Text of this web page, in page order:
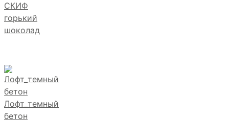
СКИФ
горький
шоколад
Лофт_темный
бетон